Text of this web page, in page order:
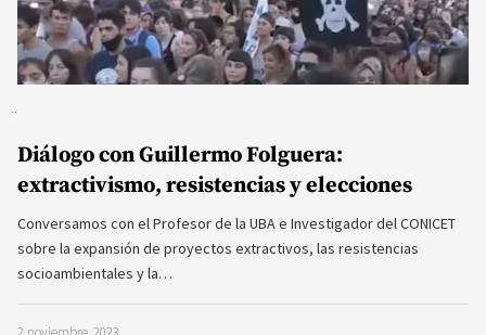
Diálogo con Guillermo Folguera:
extractivismo, resistencias y elecciones
Conversamos con el Profesor de la UBA e Investigador del CONICET
sobre la expansión de proyectos extractivos, las resistencias
socioambientales y la…